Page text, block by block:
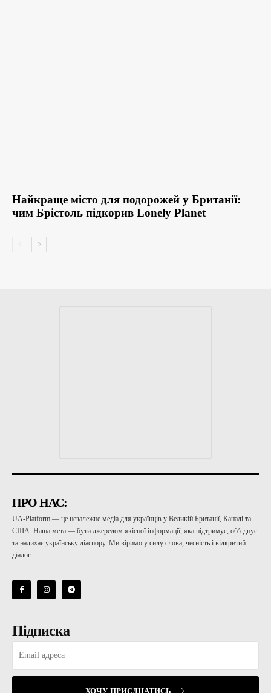
Найкраще місто для подорожей у Британії:
чим Брістоль підкорив Lonely Planet
ПРО НАС:
UA-Platform — це незалежне медіа для українців у Великій Британії, Канаді та
США. Наша мета — бути джерелом якісної інформації, яка підтримує, об’єднує
та надихає українську діаспору. Ми віримо у силу слова, чесність і відкритий
діалог.
Підписка
ХОЧУ ПРИЄДНАТИСЬ